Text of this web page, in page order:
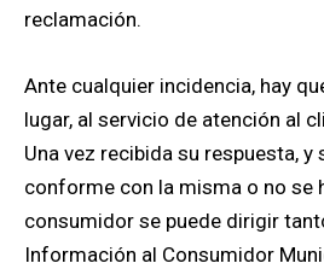
reclamación.
Ante cualquier incidencia, hay
lugar, al servicio de atención al
Una vez recibida su respuesta, y
conforme con la misma o no se
consumidor se puede dirigir
Información al Consumidor